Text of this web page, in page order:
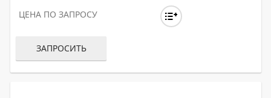
ЦЕНА ПО ЗАПРОСУ
ЗАПРОСИТЬ